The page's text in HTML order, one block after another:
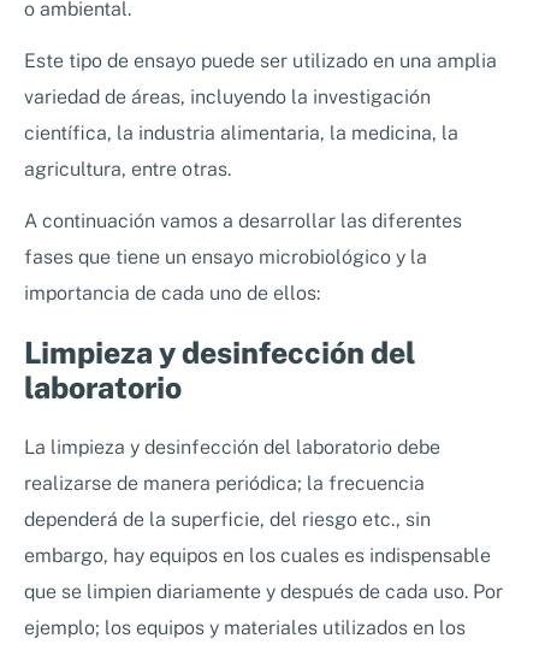
o ambiental.
Este tipo de ensayo puede ser utilizado en una amplia
variedad de áreas, incluyendo la investigación
científica, la industria alimentaria, la medicina, la
agricultura, entre otras.
A continuación vamos a desarrollar las diferentes
fases que tiene un ensayo microbiológico y la
importancia de cada uno de ellos:
Limpieza y desinfección del
laboratorio
La limpieza y desinfección del laboratorio debe
realizarse de manera periódica; la frecuencia
dependerá de la superficie, del riesgo etc., sin
embargo, hay equipos en los cuales es indispensable
que se limpien diariamente y después de cada uso. Por
ejemplo; los equipos y materiales utilizados en los